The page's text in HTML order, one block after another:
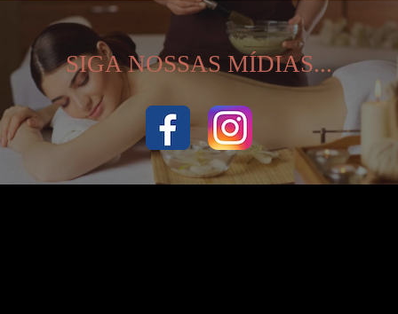
SIGA NOSSAS MÍDIAS...